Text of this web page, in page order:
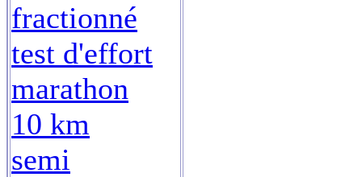
fractionné
test d'effort
marathon
10 km
semi